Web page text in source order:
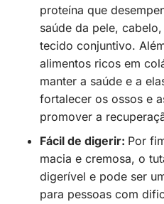
proteína que
saúde da pele,
tecido conjuntivo.
alimentos ricos em
manter a saúde e a
fortalecer os ossos e
promover a
Fácil de digerir: Por
macia e cremosa, o
digerível e pode ser
para pessoas com